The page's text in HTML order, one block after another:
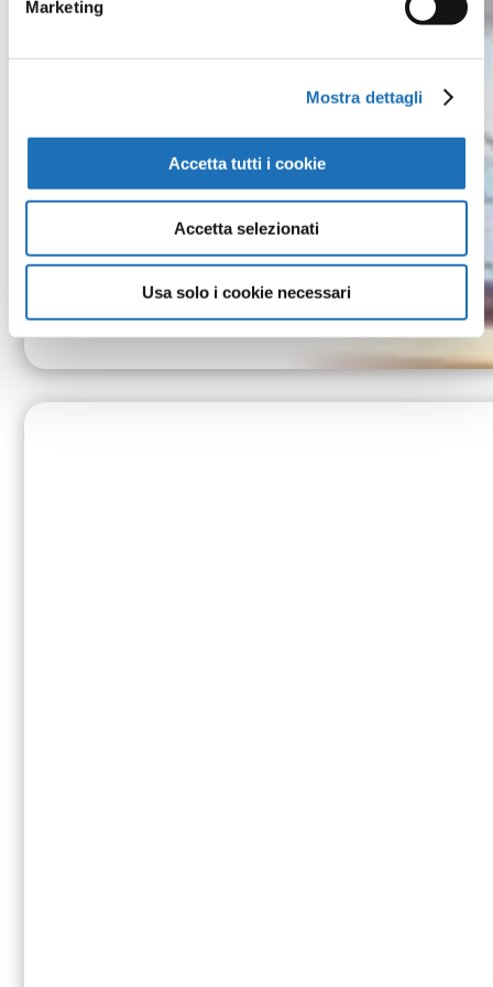
Marketing
Mostra dettagli
Accetta tutti i cookie
Accetta selezionati
Usa solo i cookie necessari